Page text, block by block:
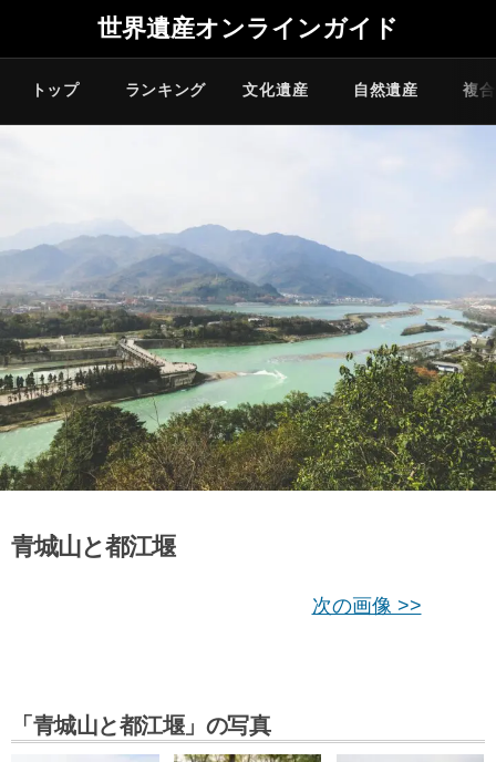
世界遺産オンラインガイド
トップ ランキング 文化遺産 自然遺産 複
青城山と都江堰
次の画像 >>
「青城山と都江堰」の写真